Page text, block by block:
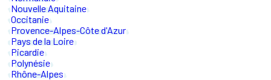
Nouvelle Aquitaine
Occitanie
Provence-Alpes-Côte d'Azur
Pays de la Loire
Picardie
Polynésie
Rhône-Alpes